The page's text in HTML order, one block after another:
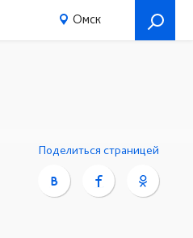
Омск
Поделиться страницей